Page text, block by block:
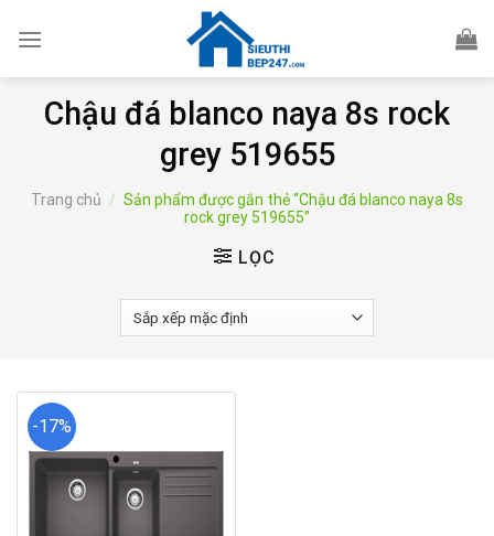
Chậu đá blanco naya 8s rock
grey 519655
Trang chủ / Sản phẩm được gắn thẻ “Chậu đá blanco naya 8s
rock grey 519655”
LỌC
-17%